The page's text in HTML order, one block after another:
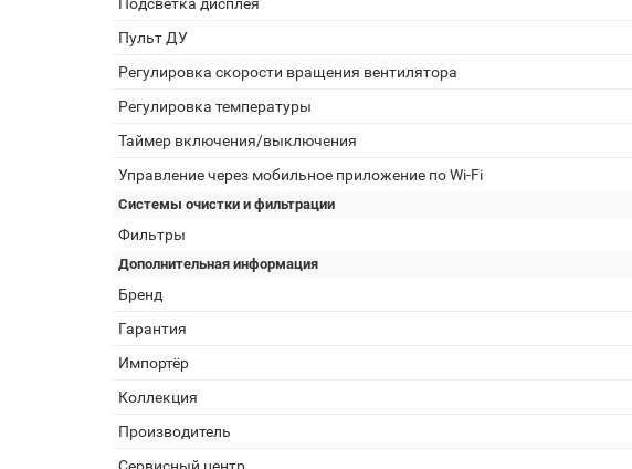
Пульт ДУ
Регулировка скорости вращения вентилятора
Регулировка температуры
Таймер включения/выключения
Управление через мобильное приложение по Wi-Fi
Системы очистки и фильтрации
Фильтры
Дополнительная информация
Бренд
Гарантия
Импортёр
Коллекция
Производитель